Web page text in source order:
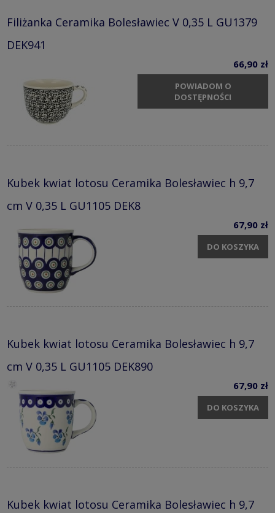
Filiżanka Ceramika Bolesławiec V 0,35 L GU1379
DEK941
66,90 zł
POWIADOM O
DOSTĘPNOŚCI
Kubek kwiat lotosu Ceramika Bolesławiec h 9,7
cm V 0,35 L GU1105 DEK8
67,90 zł
DO KOSZYKA
Kubek kwiat lotosu Ceramika Bolesławiec h 9,7
cm V 0,35 L GU1105 DEK890
67,90 zł
DO KOSZYKA
Kubek kwiat lotosu Ceramika Bolesławiec h 9,7